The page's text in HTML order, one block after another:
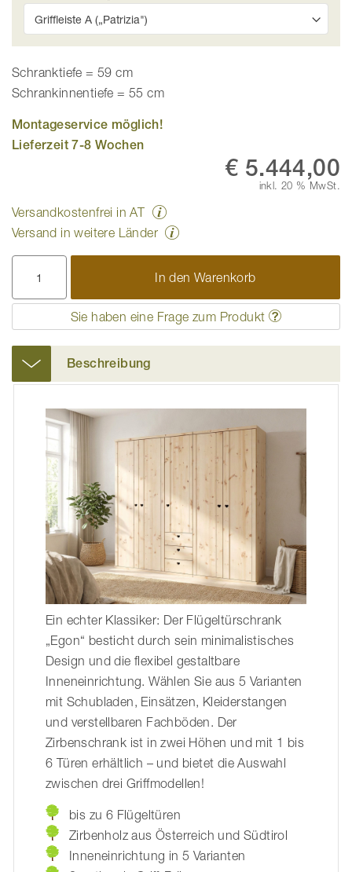
Schranktiefe = 59 cm
Schrankinnentiefe = 55 cm
Montageservice möglich!
Lieferzeit 7-8 Wochen
€ 5.444,00
inkl. 20 % MwSt.
Versandkostenfrei in AT
Versand in weitere Länder
In den Warenkorb
Sie haben eine Frage zum Produkt
Beschreibung
Ein echter Klassiker: Der Flügeltürschrank
„Egon“ besticht durch sein minimalistisches
Design und die flexibel gestaltbare
Inneneinrichtung. Wählen Sie aus 5 Varianten
mit Schubladen, Einsätzen, Kleiderstangen
und verstellbaren Fachböden. Der
Zirbenschrank ist in zwei Höhen und mit 1 bis
6 Türen erhältlich – und bietet die Auswahl
zwischen drei Griffmodellen!
bis zu 6 Flügeltüren
Zirbenholz aus Österreich und Südtirol
Inneneinrichtung in 5 Varianten